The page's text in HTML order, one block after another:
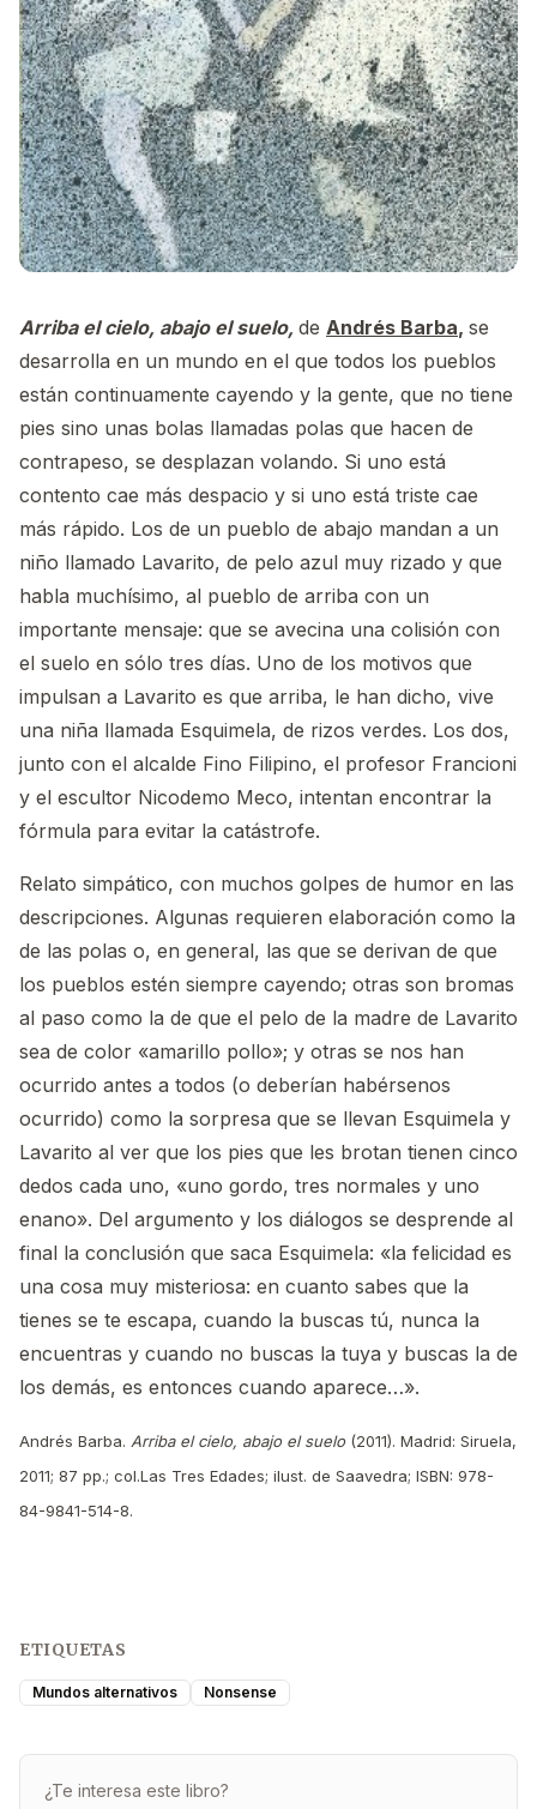
Arriba el cielo, abajo el suelo, de Andrés Barba, se
desarrolla en un mundo en el que todos los pueblos
están continuamente cayendo y la gente, que no tiene
pies sino unas bolas llamadas polas que hacen de
contrapeso, se desplazan volando. Si uno está
contento cae más despacio y si uno está triste cae
más rápido. Los de un pueblo de abajo mandan a un
niño llamado Lavarito, de pelo azul muy rizado y que
habla muchísimo, al pueblo de arriba con un
importante mensaje: que se avecina una colisión con
el suelo en sólo tres días. Uno de los motivos que
impulsan a Lavarito es que arriba, le han dicho, vive
una niña llamada Esquimela, de rizos verdes. Los dos,
junto con el alcalde Fino Filipino, el profesor Francioni
y el escultor Nicodemo Meco, intentan encontrar la
fórmula para evitar la catástrofe.
Relato simpático, con muchos golpes de humor en las
descripciones. Algunas requieren elaboración como la
de las polas o, en general, las que se derivan de que
los pueblos estén siempre cayendo; otras son bromas
al paso como la de que el pelo de la madre de Lavarito
sea de color «amarillo pollo»; y otras se nos han
ocurrido antes a todos (o deberían habérsenos
ocurrido) como la sorpresa que se llevan Esquimela y
Lavarito al ver que los pies que les brotan tienen cinco
dedos cada uno, «uno gordo, tres normales y uno
enano». Del argumento y los diálogos se desprende al
final la conclusión que saca Esquimela: «la felicidad es
una cosa muy misteriosa: en cuanto sabes que la
tienes se te escapa, cuando la buscas tú, nunca la
encuentras y cuando no buscas la tuya y buscas la de
los demás, es entonces cuando aparece…».
Andrés Barba. Arriba el cielo, abajo el suelo(2011). Madrid: Siruela,
2011; 87 pp.; col.Las Tres Edades; ilust. de Saavedra; ISBN: 978-
84-9841-514-8.
ETIQUETAS
Mundos alternativos Nonsense
¿Te interesa este libro?